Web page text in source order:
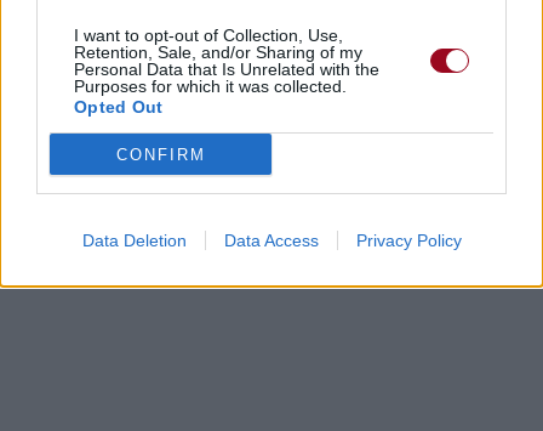
I want to opt-out of Collection, Use,
Retention, Sale, and/or Sharing of my
Personal Data that Is Unrelated with the
Purposes for which it was collected.
Opted Out
CONFIRM
Data Deletion Data Access Privacy Policy
Dire «merci» pour cette traduction Corriger une erreur